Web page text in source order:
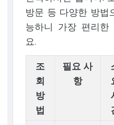
방문 등 다양한 방법
능하니 가장 편리한
요.
조
회
방
법
필요 사
항